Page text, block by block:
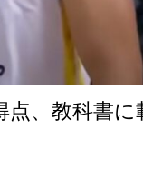
、教科書に